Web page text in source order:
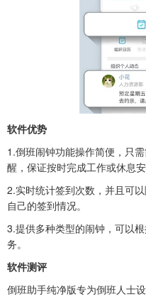
软件优势
1.倒班闹钟功能操作简便，只
醒，保证按时完成工作或休息安
2.实时统计签到次数，并且可
自己的签到情况。
3.提供多种类型的闹钟，可以
务。
软件测评
倒班助手纯净版专为倒班人士